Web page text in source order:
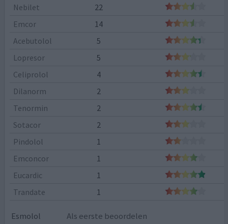
Nebilet
22
Emcor
14
Acebutolol
5
Lopresor
5
Celiprolol
4
Dilanorm
2
Tenormin
2
Sotacor
2
Pindolol
1
Emconcor
1
Eucardic
1
Trandate
1
Esmolol
Als eerste beoordelen